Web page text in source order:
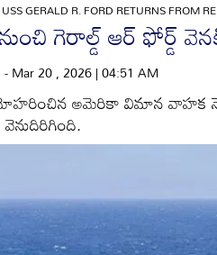
USS GERALD R. FORD RETURNS FROM
గెరాల్డ్‌ ఆర్‌ ఫోర్డ్‌
Mar 20 , 2026 | 04:51 AM
అమెరికా విమాన వాహక
వెనుదిరిగింది.